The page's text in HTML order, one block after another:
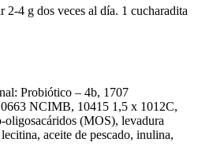
2-4 g dos veces al día. 1 cucharadita
Probiótico – 4b, 1707
NCIMB, 10415 1,5 x 1012C,
oligosacáridos (MOS), levadura
aceite de pescado, inulina,